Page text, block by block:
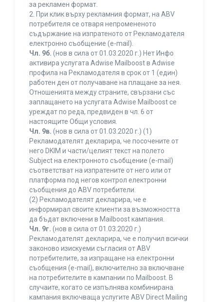
за рекламен формат.
2. При клик върху рекламния формат, на ABV
потребителя се отваря непромененото
съдържание на изпратеното от Рекламодателя
електронно съобщение (e-mail).
Чл. 9б. (нов в сила от 01.03.2020 г.) Нет Инфо
активира услугата Adwise Mailboost в Adwise
профила на Рекламодателя в срок от 1 (един)
работен ден от получаване на плащане за нея.
Отношенията между страните, свързани със
заплащането на услугата Adwise Mailboost се
уреждат по реда, предвиден в чл. 6 от
настоящите Общи условия.
Чл. 9в. (нов в сила от 01.03.2020 г.) (1)
Рекламодателят декларира, че посочените от
него DKIM и части/целият текст на полето
Subject на електронното съобщение (e-mail)
съответстват на изпратените от него или от
платформа под негов контрол електронни
съобщения до ABV потребители.
(2) Рекламодателят декларира, че е
информирал своите клиенти за възможността
да бъдат включени в Mailboost кампания.
Чл. 9г. (нов в сила от 01.03.2020 г.)
Рекламодателят декларира, че е получил всички
законово изискуеми съгласия от ABV
потребителите, за изпращане на електронни
съобщения (e-mail), включително за включване
на потребителите в кампании по Mailboost. В
случаите, когато се изпълнява комбинирана
кампания включваща услугите ABV Direct Mailing